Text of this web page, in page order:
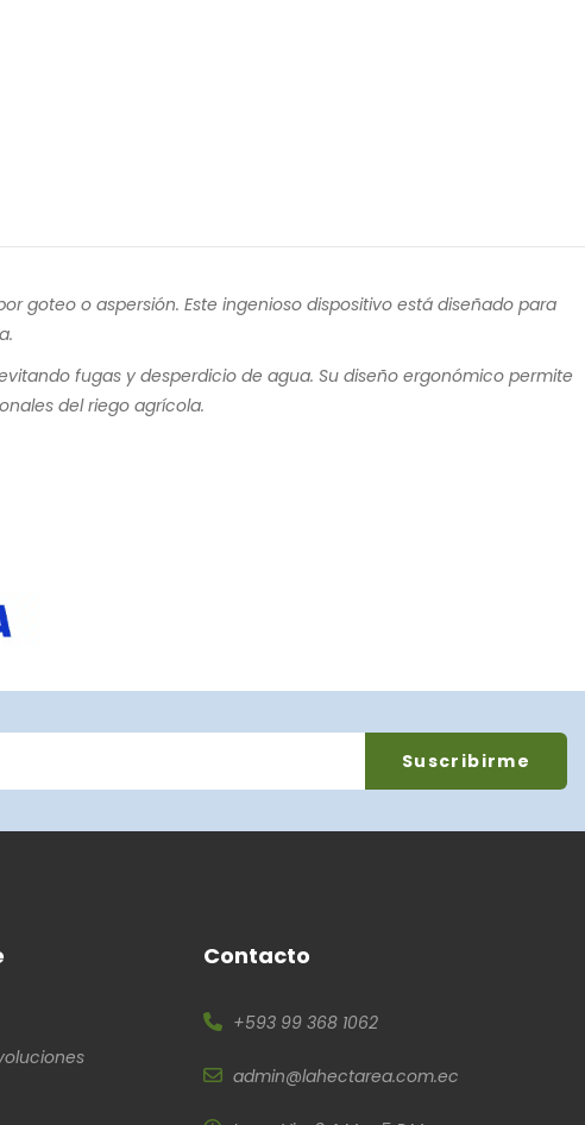
goteo o aspersión. Este ingenioso dispositivo está diseñado para
fugas y desperdicio de agua. Su diseño ergonómico permite
del riego agrícola.
Contacto
+593 99 368 1062
admin@lahectarea.com.ec